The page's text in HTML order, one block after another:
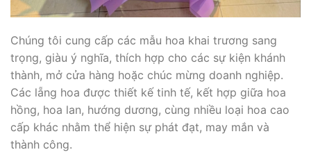
Chúng tôi cung cấp các mẫu hoa khai trương sang
trọng, giàu ý nghĩa, thích hợp cho các sự kiện khánh
thành, mở cửa hàng hoặc chúc mừng doanh nghiệp.
Các lẵng hoa được thiết kế tinh tế, kết hợp giữa hoa
hồng, hoa lan, hướng dương, cùng nhiều loại hoa cao
cấp khác nhằm thể hiện sự phát đạt, may mắn và
thành công.